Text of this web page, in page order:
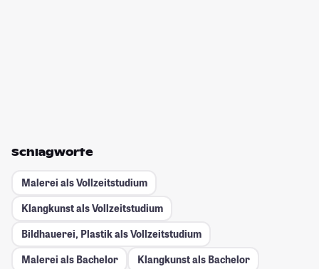
Schlagworte
Malerei als Vollzeitstudium
Klangkunst als Vollzeitstudium
Bildhauerei, Plastik als Vollzeitstudium
Malerei als Bachelor
Klangkunst als Bachelor